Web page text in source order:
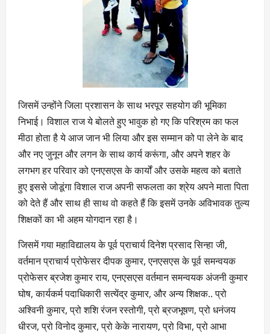
जिसमें उन्होंने जिला प्रशासन के साथ भरपूर सहयोग की भूमिका
निभाई। विशाल राज ये बोलते हुए भावुक हो गए कि परिश्रम का फल
मीठा होता है ये आज जान भी लिया और इस सम्मान को पा लेने के बाद
और नए जुनून और लगन के साथ कार्य करूंगा, और अपने शहर के
लगभग हर परिवार को एनएसएस के कार्यों और उसके महत्व को बताते
हुए इससे जोडूंगा विशाल राज अपनी सफलता का श्रेय अपने माता पिता
को देते हैं और साथ ही साथ वो कहते हैं कि इसमें उनके अविभावक तुल्य
शिक्षकों का भी अहम योगदान रहा है।
जिसमें गया महाविद्यालय के पूर्व प्राचार्य दिनेश प्रसाद सिन्हा जी,
वर्तमान प्राचार्य प्रोफेसर दीपक कुमार, एनएसएस के पूर्व समन्वयक
प्रोफेसर ब्रजेश कुमार राय, एनएसएस वर्तमान समन्वयक अंजनी कुमार
घोष, कार्यकर्म पदाधिकारी सत्येंद्र कुमार, और अन्य शिक्षक.. प्रो
अश्विनी कुमार, प्रो शशि रंजन रस्तोगी, प्रो ब्रजभूषण, प्रो धनंजय
धीरज, प्रो विनोद कुमार, प्रो केके नारायण, प्रो विभा, प्रो आभा